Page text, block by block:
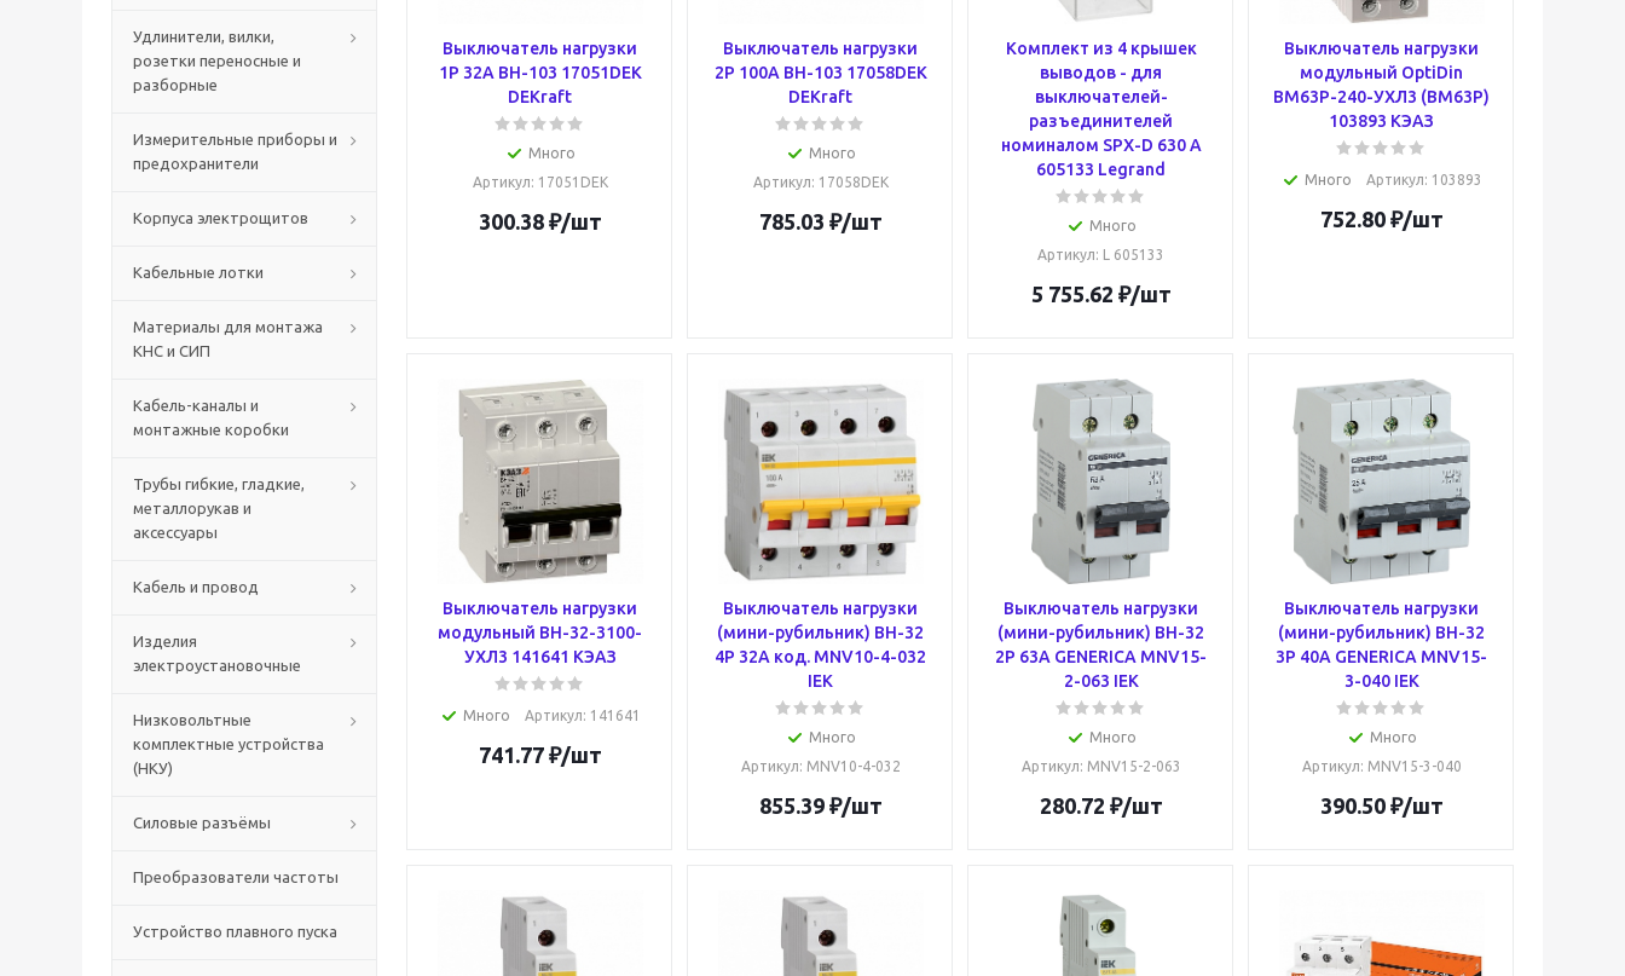
Удлинители, вилки,
розетки переносные и
разборные
Измерительные приборы и
предохранители
Корпуса электрощитов
Кабельные лотки
Материалы для монтажа
КНС и СИП
Кабель-каналы и
монтажные коробки
Трубы гибкие, гладкие,
металлорукав и
аксессуары
Кабель и провод
Изделия
электроустановочные
Низковольтные
комплектные устройства
(НКУ)
Силовые разъёмы
Преобразователи частоты
Устройство плавного пуска
Выключатель нагрузки
1Р 32А ВН-103 17051DEK
DEKraft
Много
Артикул: 17051DEK
300.38₽/шт
Выключатель нагрузки
2Р 100А ВН-103 17058DEK
DEKraft
Много
Артикул: 17058DEK
785.03 ₽/шт
Комплект из 4 крышек
выводов - для
выключателей-
разъединителей
номиналом SPX-D 630 A
605133 Legrand
Много
Артикул: L 605133
5 755.62 ₽/шт
Выключатель нагрузки
модульный OptiDin
BM63P-240-УХЛ3 (ВМ63Р)
103893 КЭАЗ
Много Артикул: 103893
752.80₽/шт
Выключатель нагрузки
модульный ВН-32-3100-
УХЛ3 141641 КЭАЗ
Много Артикул: 141641
741.77₽/шт
Выключатель нагрузки
(мини-рубильник) ВН-32
4Р 32А код. MNV10-4-032
IEK
Много
Артикул: MNV10-4-032
855.39₽/шт
Выключатель нагрузки
(мини-рубильник) ВН-32
2Р 63А GENERICA MNV15-
2-063 IEK
Много
Артикул: MNV15-2-063
280.72 ₽/шт
Выключатель нагрузки
(мини-рубильник) ВН-32
3Р 40А GENERICA MNV15-
3-040 IEK
Много
Артикул: MNV15-3-040
390.50₽/шт